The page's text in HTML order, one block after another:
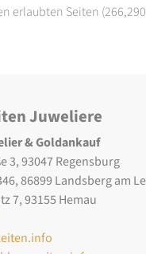
erlaubten Seiten
Juweliere
& Goldankauf
3, 93047 Regensburg
86899 Landsberg am
7, 93155 Hemau